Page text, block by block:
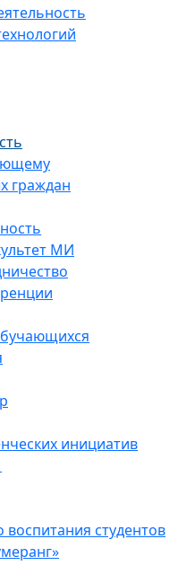
граждан
МИ
инициатив
студентов